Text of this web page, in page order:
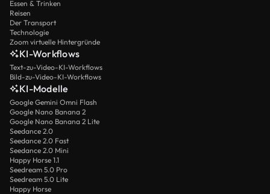
Essen & Trinken
Reisen
Der Transport
Technologie
Zoom virtuelle Hintergründe
KI-Workflows
Text-zu-Video-KI-Workflows
Bild-zu-Video-KI-Workflows
KI-Modelle
Google Gemini Omni Flash
Google Nano Banana 2
Google Nano Banana 2 Lite
Seedance 2.0
Seedance 2.0 Fast
Seedance 2.0 Mini
Happy Horse 1.1
Seedream 5.0 Pro
Seedream 5.0 Lite
Happy Horse